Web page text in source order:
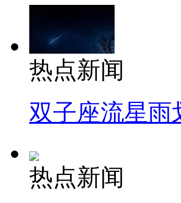
热点新闻
双子座流星雨
热点新闻